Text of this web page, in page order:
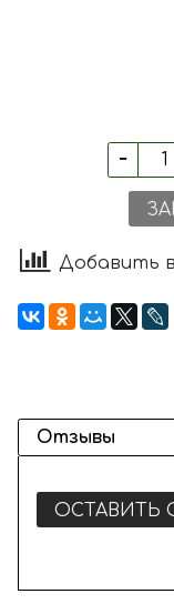
Добавить
Отзывы
ОСТАВИТЬ